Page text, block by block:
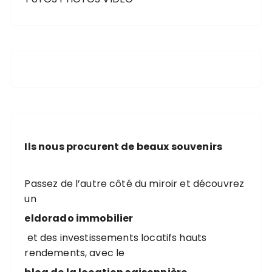
Ils nous procurent de beaux souvenirs
Passez de l’autre côté du miroir et découvrez
un
eldorado immobilier
et des investissements locatifs hauts
rendements, avec le